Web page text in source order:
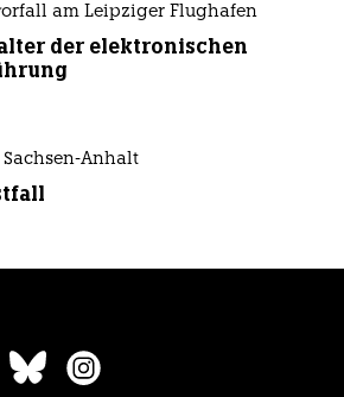
am Leipziger Flughafen
der elektronischen
Anhalt